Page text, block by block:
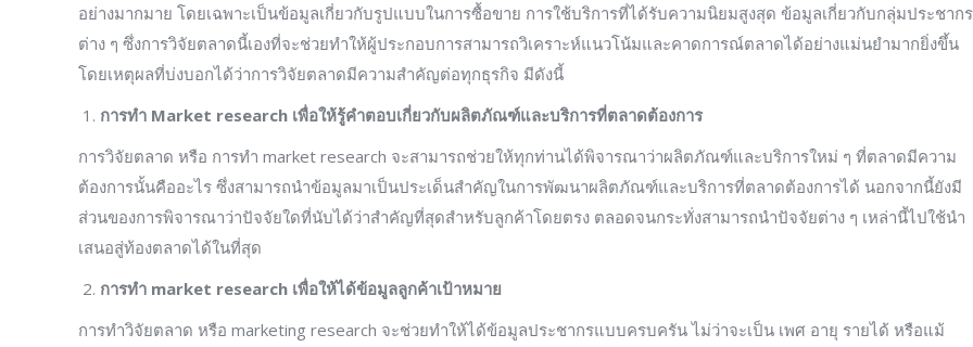
อย่างมากมาย โดยเฉพาะเป็นข้อมูลเกี่ยวกับรูปแบบในการซื้อขาย การใช้บริการที่ได้รับความนิยมสูงสุด ข้อมูลเกี่ยวกับกลุ่มประชากร
ต่าง ๆ ซึ่งการวิจัยตลาดนี้เองที่จะช่วยทำให้ผู้ประกอบการสามารถวิเคราะห์แนวโน้มและคาดการณ์ตลาดได้อย่างแม่นยำมากยิ่งขึ้น
โดยเหตุผลที่บ่งบอกได้ว่าการวิจัยตลาดมีความสำคัญต่อทุกธุรกิจ มีดังนี้
การทำ Market research เพื่อให้รู้คำตอบเกี่ยวกับผลิตภัณฑ์และบริการที่ตลาดต้องการ
การวิจัยตลาด หรือ การทำ market research จะสามารถช่วยให้ทุกท่านได้พิจารณาว่าผลิตภัณฑ์และบริการใหม่ ๆ ที่ตลาดมีความ
ต้องการนั้นคืออะไร ซึ่งสามารถนำข้อมูลมาเป็นประเด็นสำคัญในการพัฒนาผลิตภัณฑ์และบริการที่ตลาดต้องการได้ นอกจากนี้ยังมี
ส่วนของการพิจารณาว่าปัจจัยใดที่นับได้ว่าสำคัญที่สุดสำหรับลูกค้าโดยตรง ตลอดจนกระทั่งสามารถนำปัจจัยต่าง ๆ เหล่านี้ไปใช้นำ
เสนอสู่ท้องตลาดได้ในที่สุด
การทำ market research เพื่อให้ได้ข้อมูลลูกค้าเป้าหมาย
การทำวิจัยตลาด หรือ marketing research จะช่วยทำให้ได้ข้อมูลประชากรแบบครบครัน ไม่ว่าจะเป็น เพศ อายุ รายได้ หรือแม้